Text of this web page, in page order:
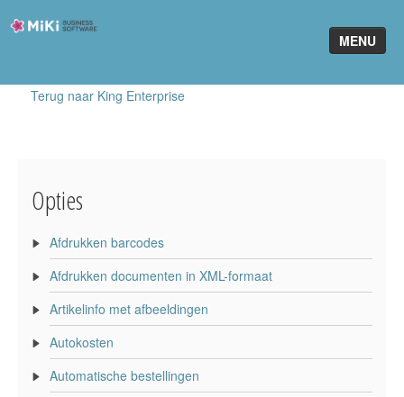
MENU
Software
Home
Telefonie
Partners
Klant worden
Terug naar King Enterprise
Opties
Afdrukken barcodes
Afdrukken documenten in XML-formaat
Artikelinfo met afbeeldingen
Autokosten
Automatische bestellingen